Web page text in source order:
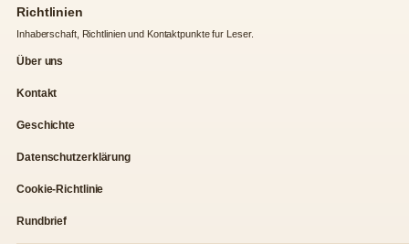
Richtlinien
Inhaberschaft, Richtlinien und Kontaktpunkte fur Leser.
Über uns
Kontakt
Geschichte
Datenschutzerklärung
Cookie-Richtlinie
Rundbrief